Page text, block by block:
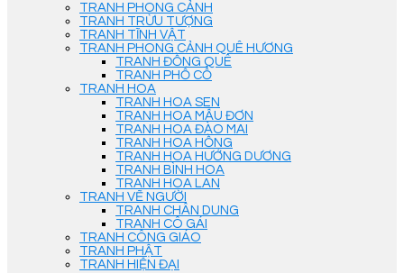
TRANH PHONG CẢNH
TRANH TRỪU TƯỢNG
TRANH TĨNH VẬT
TRANH PHONG CẢNH QUÊ HƯƠNG
TRANH ĐỒNG QUÊ
TRANH PHỐ CỔ
TRANH HOA
TRANH HOA SEN
TRANH HOA MẪU ĐƠN
TRANH HOA ĐÀO MAI
TRANH HOA HỒNG
TRANH HOA HƯỚNG DƯƠNG
TRANH BÌNH HOA
TRANH HOA LAN
TRANH VẼ NGƯỜI
TRANH CHÂN DUNG
TRANH CÔ GÁI
TRANH CÔNG GIÁO
TRANH PHẬT
TRANH HIỆN ĐẠI